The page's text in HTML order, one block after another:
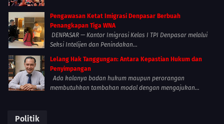
Pengawasan Ketat Imigrasi Denpasar Berbuah
Penangkapan Tiga WNA
DENPASAR — Kantor Imigrasi Kelas I TPI Denpasar melalui
Seksi Intelijen dan Penindakan...
Lelang Hak Tanggungan: Antara Kepastian Hukum dan
Penyimpangan
Ada kalanya badan hukum maupun perorangan
membutuhkan tambahan modal dengan mengajukan...
Politik